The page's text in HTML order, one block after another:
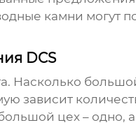
камни могут
DCS
Насколько
зависит
цех –